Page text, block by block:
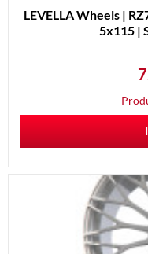
LEVELLA Wheels |
5x115 |